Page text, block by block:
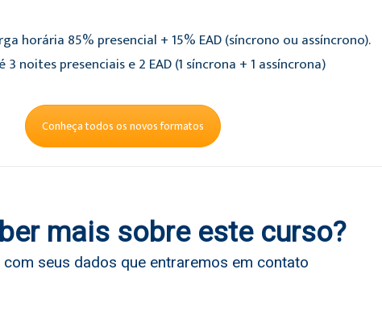
horária 85% presencial + 15% EAD (síncrono ou assíncrono).
3 noites presenciais e 2 EAD (1 síncrona + 1 assíncrona)
Conheça todos os novos formatos
mais sobre este curso?
com seus dados que entraremos em contato